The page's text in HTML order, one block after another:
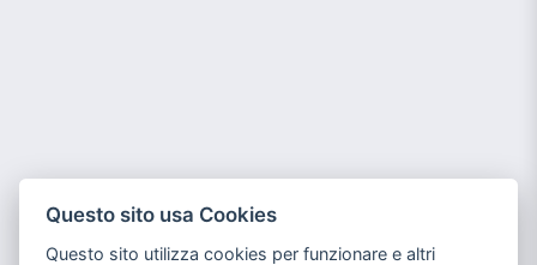
Questo sito usa Cookies
Questo sito utilizza cookies per funzionare e altri